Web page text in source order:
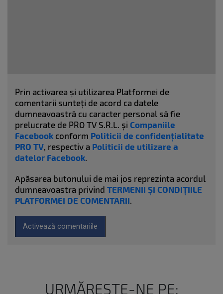
Prin activarea și utilizarea Platformei de
comentarii sunteți de acord ca datele
dumneavoastră cu caracter personal să fie
prelucrate de PRO TV S.R.L. și Companiile
Facebook conform Politicii de confidențialitate
PRO TV, respectiv a Politicii de utilizare a
datelor Facebook.
Apăsarea butonului de mai jos reprezinta acordul
dumneavoastra privind TERMENII ȘI CONDIȚIILE
PLATFORMEI DE COMENTARII.
Activează comentariile
URMĂREȘTE-NE PE: